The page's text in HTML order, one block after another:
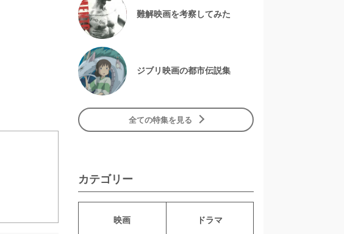
難解映画を考察してみた
ジブリ映画の都市伝説集
全ての特集を見る
カテゴリー
映画 ドラマ